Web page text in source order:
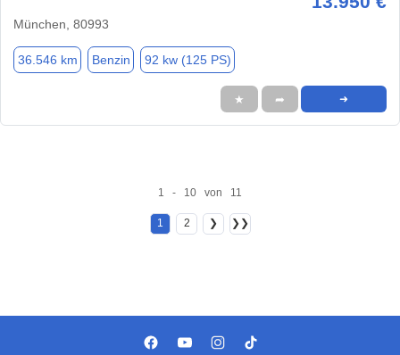
München, 80993
36.546 km Benzin 92 kw (125 PS)
★ ➦ ➜
1 - 10 von 11
1 2 ❯ ❯❯